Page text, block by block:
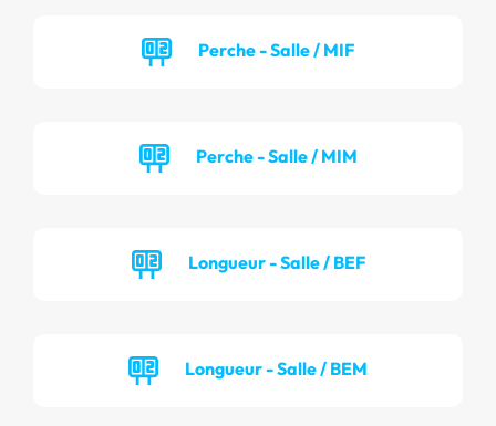
Perche - Salle / MIF
Perche - Salle / MIM
Longueur - Salle / BEF
Longueur - Salle / BEM